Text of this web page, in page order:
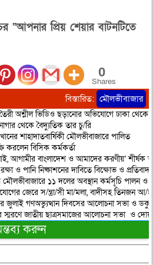
“আপনার প্রিয় শেয়ার বাটনটিতে
0
Shares
বিস্তারিত: মৌলভীবাজার
অশ্লীল ভিডিও ছড়ানোর অভিযোগে ঢাকা থেকে
থেকে বৈদ্যুতিক তার চু/রি
শাহাদাতবার্ষিকী মৌলভীবাজারে পালিত
করলেন বিসিক কর্মকর্তা
আগামীর বাংলাদেশ ও আমাদের করণীয়’ শীর্ষক
ও পানি নিষ্কাশনের দাবিতে বিক্ষোভ ও
১১ দলের অবস্থান কর্মসূচি পালন ও
জেরে স/ন্ত্রা/সী মা/মলা, বাদীসহ তিনজন আ/
জুলাই গণঅভ্যুত্থান দিবসের আলোচনা সভা ও
স্মরণে জাতীয় ছাত্রসমাজের আলোচনা সভা ও
করুন